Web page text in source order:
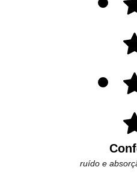
ruído e